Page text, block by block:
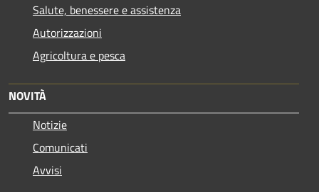
Salute, benessere e assistenza
Autorizzazioni
Agricoltura e pesca
NOVITÀ
Notizie
Comunicati
Avvisi